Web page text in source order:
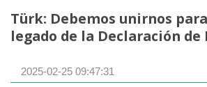
Türk: Debemos unirnos
legado de la Declaración
2025-02-25 09:47:31